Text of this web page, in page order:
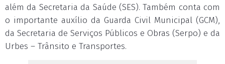
além da Secretaria da Saúde (SES). Também conta com
o importante auxílio da Guarda Civil Municipal (GCM),
da Secretaria de Serviços Públicos e Obras (Serpo) e da
Urbes – Trânsito e Transportes.